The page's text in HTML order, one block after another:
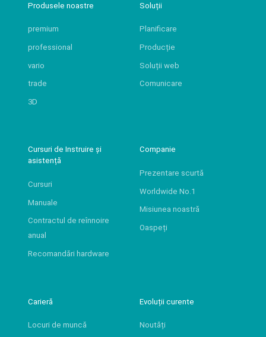
Produsele noastre
premium
professional
vario
trade
3D
Soluții
Planificare
Producție
Soluții web
Comunicare
Cursuri de Instruire și
asistență
Cursuri
Manuale
Contractul de reînnoire
anual
Recomandări hardware
Companie
Prezentare scurtă
Worldwide No.1
Misiunea noastră
Oaspeți
Carieră
Locuri de muncă
Evoluții curente
Noutăți